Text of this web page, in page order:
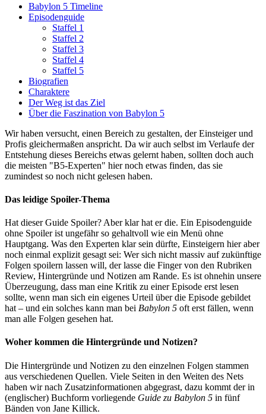
Babylon 5 Timeline
Episodenguide
Staffel 1
Staffel 2
Staffel 3
Staffel 4
Staffel 5
Biografien
Charaktere
Der Weg ist das Ziel
Über die Faszination von Babylon 5
Wir haben versucht, einen Bereich zu gestalten, der Einsteiger und
Profis gleichermaßen anspricht. Da wir auch selbst im Verlaufe der
Entstehung dieses Bereichs etwas gelernt haben, sollten doch auch
die meisten "B5-Experten" hier noch etwas finden, das sie
zumindest so noch nicht gelesen haben.
Das leidige Spoiler-Thema
Hat dieser Guide Spoiler? Aber klar hat er die. Ein Episodenguide
ohne Spoiler ist ungefähr so gehaltvoll wie ein Menü ohne
Hauptgang. Was den Experten klar sein dürfte, Einsteigern hier aber
noch einmal explizit gesagt sei: Wer sich nicht massiv auf zukünftige
Folgen spoilern lassen will, der lasse die Finger von den Rubriken
Review, Hintergründe und Notizen am Rande. Es ist ohnehin unsere
Überzeugung, dass man eine Kritik zu einer Episode erst lesen
sollte, wenn man sich ein eigenes Urteil über die Episode gebildet
hat – und ein solches kann man bei Babylon 5 oft erst fällen, wenn
man alle Folgen gesehen hat.
Woher kommen die Hintergründe und Notizen?
Die Hintergründe und Notizen zu den einzelnen Folgen stammen
aus verschiedenen Quellen. Viele Seiten in den Weiten des Nets
haben wir nach Zusatzinformationen abgegrast, dazu kommt der in
(englischer) Buchform vorliegende Guide zu Babylon 5 in fünf
Bänden von Jane Killick.